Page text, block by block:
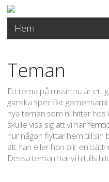
Hem
Teman
Ett tema på russin.nu är ett
ganska specifikt
nya teman som ni hittar
skulle visa sig att vi har
hur någon flyttar hem till
att han eller hon blir en
Dessa teman har vi hittills